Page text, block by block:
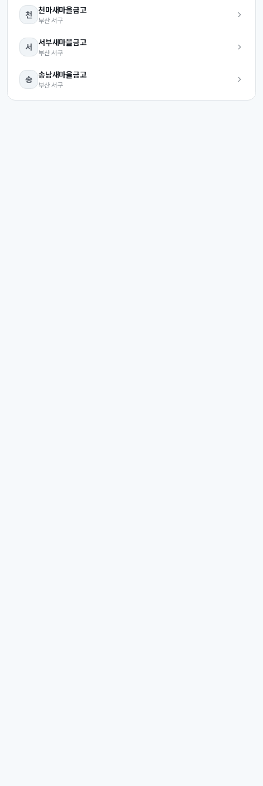
천 천마새마을금고
부산 서구
서 서부새마을금고
부산 서구
송 송남새마을금고
부산 서구